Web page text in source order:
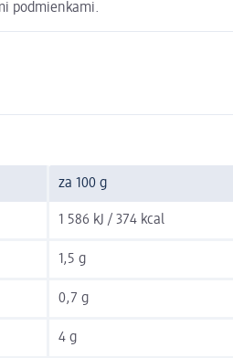
podmienkami.
za 100 g
1 586 kJ / 374 kcal
1,5 g
0,7 g
4 g